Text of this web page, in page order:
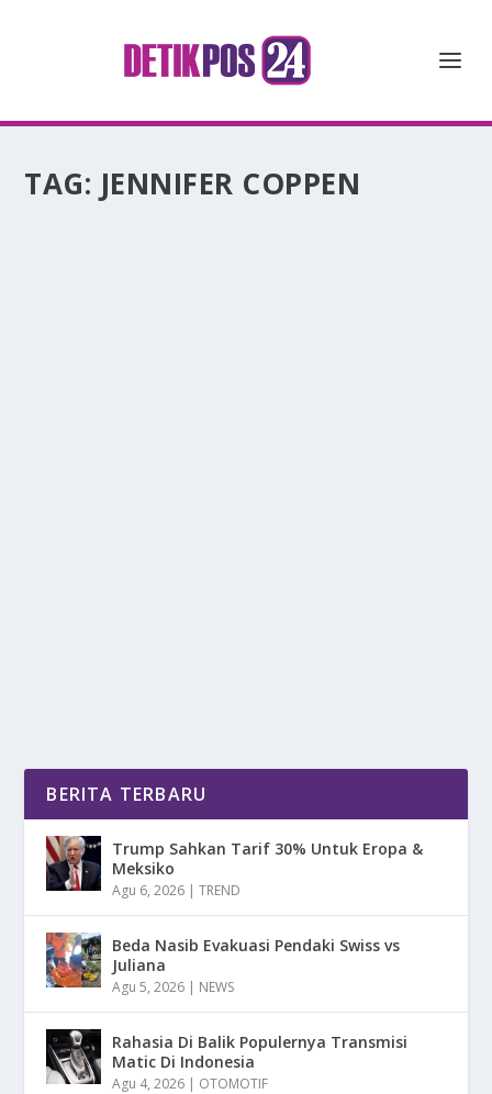
TAG: JENNIFER COPPEN
BERITA TERBARU
Trump Sahkan Tarif 30% Untuk Eropa &
Meksiko
Agu 6, 2026 |TREND
Beda Nasib Evakuasi Pendaki Swiss vs
Juliana
Agu 5, 2026 | NEWS
Rahasia Di Balik Populernya Transmisi
Matic Di Indonesia
Agu 4, 2026 | OTOMOTIF